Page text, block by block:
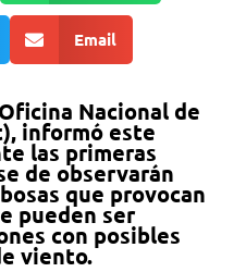
Email
Nacional de
informó este
las primeras
de observarán
que provocan
pueden ser
con posibles
viento.